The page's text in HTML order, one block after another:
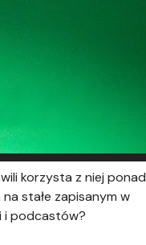
korzysta z niej ponad
stałe zapisanym w
i podcastów?